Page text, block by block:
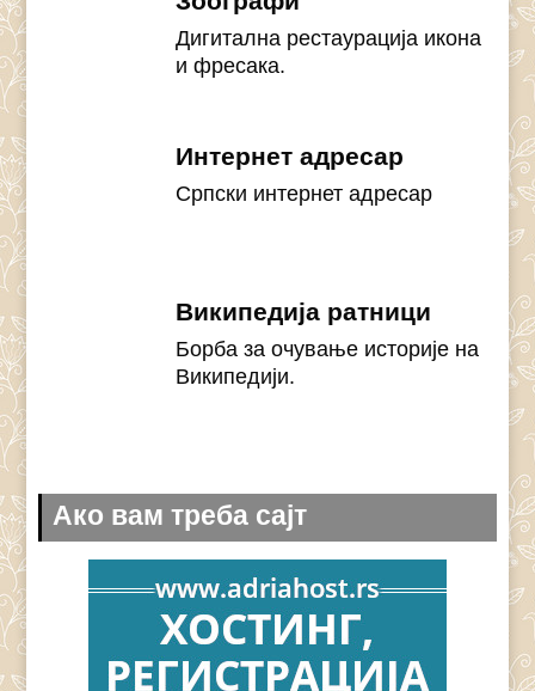
Дигитална рестаурација икона
и фресака.
Интернет адресар
Српски интернет адресар
Википедија ратници
Борба за очување историје на
Википедији.
Ако вам треба сајт